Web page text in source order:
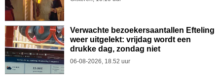
Verwachte bezoekersaantallen Efteling
weer uitgelekt: vrijdag wordt een
drukke dag, zondag niet
06-08-2026, 18.52 uur